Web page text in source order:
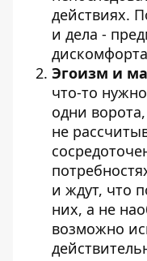
действиях.
и дела -
Эгоизм и
что-то
одни
не
и ждут, что
них, а не
возможно